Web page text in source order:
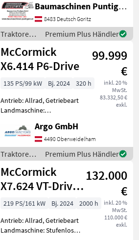
GmbH Unser Spezialgebiet:
Ankauf - Verkauf -
Vermietung von
Baumaschinen Besuchen
Sie unsere Baumaschi
Baumaschinen Puntigam GmbH
8483 Deutsch Goritz
Traktoren /
McCormick
Premium Plus Händler
McCormick
X6.414 P6-Drive
99.999
€
inkl. 20 %
MwSt.
83.332,50 €
exkl.
135 PS/99 kW Bj. 2024
320 h
Antrieb: Allrad, Getriebeart
Landmaschine:
Plattform: Kabine,
Zapfwellendrehzahl:
540/540E/1000/1000E,
Höchstgeschwindigkeit in
km/h: 50 km/h, Aufladu
Argo GmbH
4490 Oberweidelham
Traktoren /
McCormick
Premium Plus Händler
McCormick
X7.624 VT-Drive
Stage V
132.000
€
inkl. 20 %
MwSt.
110.000 €
exkl.
219 PS/161 kW Bj. 2024
2000 h
Antrieb: Allrad, Getriebeart
Landmaschine: Stufenloses